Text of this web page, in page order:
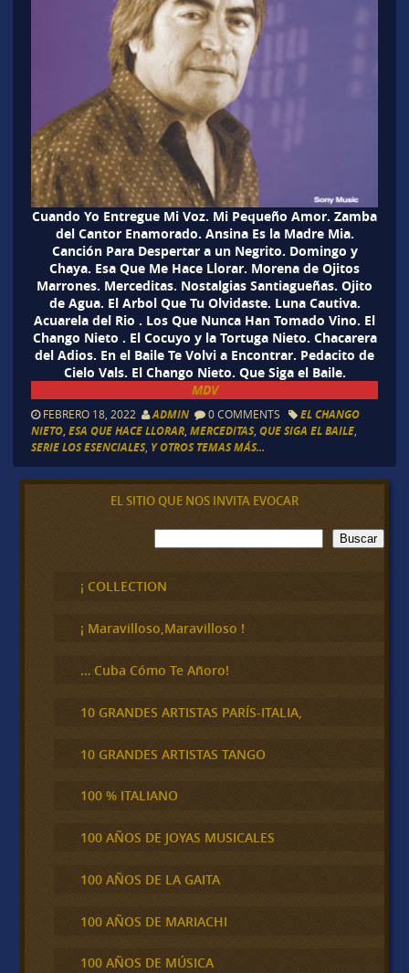
Cuando Yo Entregue Mi Voz. Mi Pequeño Amor. Zamba
del Cantor Enamorado. Ansina Es la Madre Mia.
Canción Para Despertar a un Negrito. Domingo y
Chaya. Esa Que Me Hace Llorar. Morena de Ojitos
Marrones. Merceditas. Nostalgias Santiagueñas. Ojito
de Agua. El Arbol Que Tu Olvidaste. Luna Cautiva.
Acuarela del Rio . Los Que Nunca Han Tomado Vino. El
Chango Nieto . El Cocuyo y la Tortuga Nieto. Chacarera
del Adios. En el Baile Te Volvi a Encontrar. Pedacito de
Cielo Vals. El Chango Nieto. Que Siga el Baile.
MDV
FEBRERO 18, 2022 ADMIN 0 COMMENTS
EL CHANGO
NIETO, ESA QUE HACE LLORAR, MERCEDITAS, QUE SIGA EL BAILE,
SERIE LOS ESENCIALES, Y OTROS TEMAS MÁS...
EL SITIO QUE NOS INVITA EVOCAR
B
u
c
a
Buscar
¡ COLLECTION
¡ Maravilloso,Maravilloso !
… Cuba Cómo Te Añoro!
10 GRANDES ARTISTAS PARÍS-ITALIA,
10 GRANDES ARTISTAS TANGO
100 % ITALIANO
100 AÑOS DE JOYAS MUSICALES
100 AÑOS DE LA GAITA
100 AÑOS DE MARIACHI
100 AÑOS DE MÚSICA